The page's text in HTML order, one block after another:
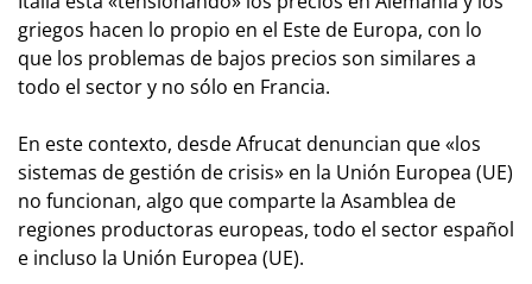
griegos hacen lo propio en el Este de Europa, con lo
que los problemas de bajos precios son similares a
todo el sector y no sólo en Francia.
En este contexto, desde Afrucat denuncian que «los
sistemas de gestión de crisis» en la Unión Europea (UE)
no funcionan, algo que comparte la Asamblea de
regiones productoras europeas, todo el sector español
e incluso la Unión Europea (UE).